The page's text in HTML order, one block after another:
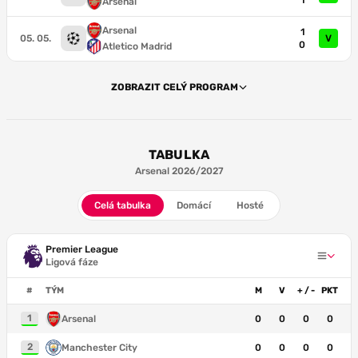
05. 05.
Arsenal
Atletico Madrid
1
0
V
ZOBRAZIT CELÝ PROGRAM
TABULKA
Arsenal 2026/2027
Celá tabulka Domácí Hosté
Premier League
Ligová fáze
# TÝM M V + / - PKT
1 Arsenal 0 0 0 0
2 Manchester City 0 0 0 0